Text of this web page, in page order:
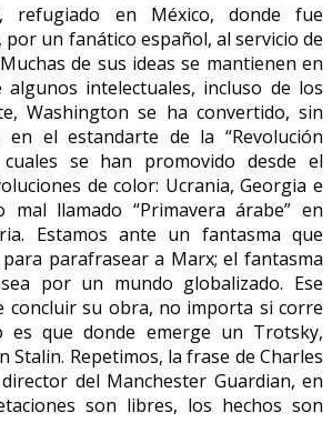
refugiado en México, donde fue
por un fanático español, al servicio de
de sus ideas se mantienen en
intelectuales, incluso de los
Washington se ha convertido, sin
en el estandarte de la “Revolución
cuales se han promovido desde el
de color: Ucrania, Georgia e
mal llamado “Primavera árabe” en
Estamos ante un fantasma que
parafrasear a Marx; el fantasma
por un mundo globalizado. Ese
concluir su obra, no importa si corre
es que donde emerge un Trotsky,
Stalin. Repetimos, la frase de Charles
del Manchester Guardian, en
son libres, los hechos son